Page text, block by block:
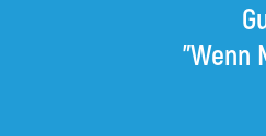
"Wenn